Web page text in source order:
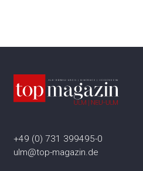
+49 (0) 731 399495-0
ulm@top-magazin.de